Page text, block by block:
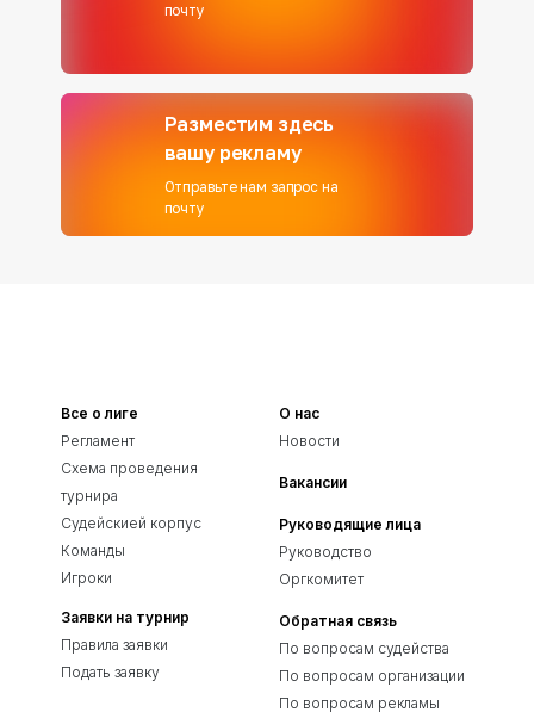
почту
Разместим здесь
вашу рекламу
Отправьте нам запрос на
почту
Все о лиге
Регламент
Схема проведения
турнира
Судейскией корпус
Команды
Игроки
Заявки на турнир
Правила заявки
Подать заявку
О нас
Новости
Вакансии
Руководящие лица
Руководство
Оргкомитет
Обратная связь
По вопросам судейства
По вопросам организации
По вопросам рекламы